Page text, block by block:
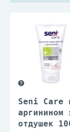
Seni Care
аргинином
отдушек